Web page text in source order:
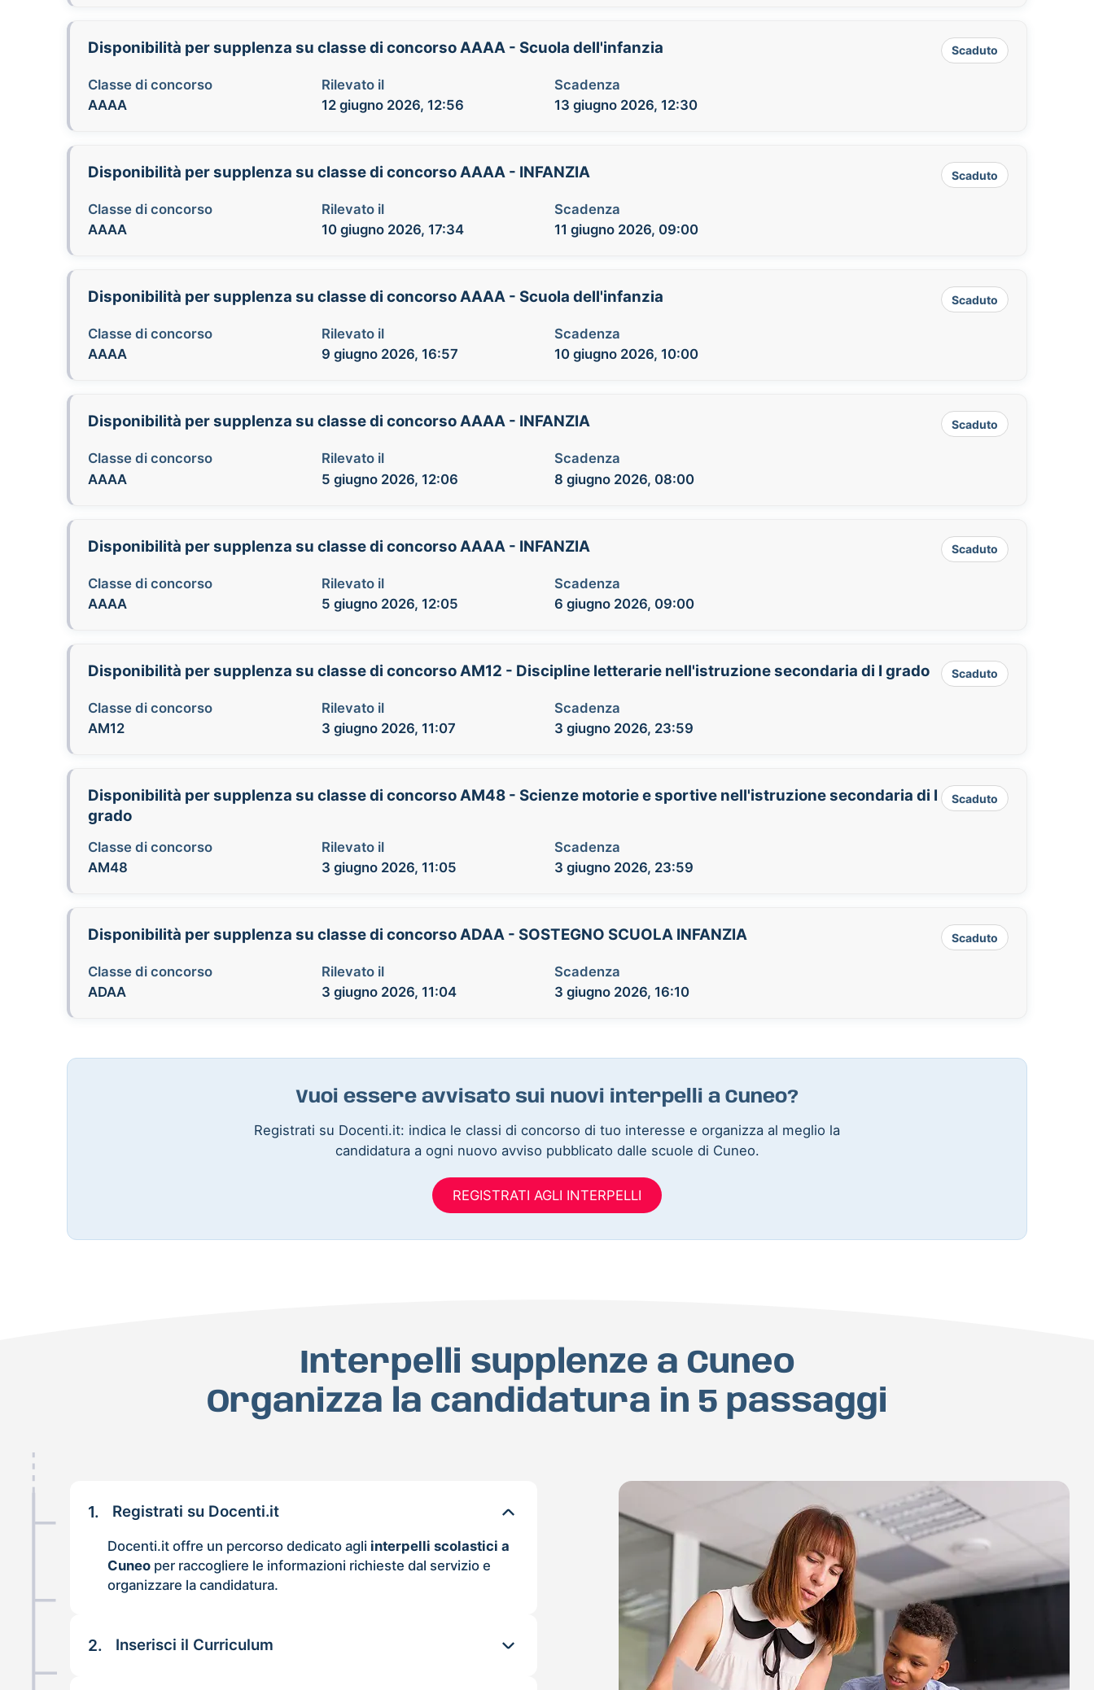
Disponibilità per supplenza su classe di concorso AAAA - Scuola dell'infanzia Scaduto
Classe di concorso
AAAA
Rilevato il
12 giugno 2026, 12:56
Scadenza
13 giugno 2026, 12:30
Disponibilità per supplenza su classe di concorso AAAA - INFANZIA Scaduto
Classe di concorso
AAAA
Rilevato il
10 giugno 2026, 17:34
Scadenza
11 giugno 2026, 09:00
Disponibilità per supplenza su classe di concorso AAAA - Scuola dell'infanzia Scaduto
Classe di concorso
AAAA
Rilevato il
9 giugno 2026, 16:57
Scadenza
10 giugno 2026, 10:00
Disponibilità per supplenza su classe di concorso AAAA - INFANZIA Scaduto
Classe di concorso
AAAA
Rilevato il
5 giugno 2026, 12:06
Scadenza
8 giugno 2026, 08:00
Disponibilità per supplenza su classe di concorso AAAA - INFANZIA Scaduto
Classe di concorso
AAAA
Rilevato il
5 giugno 2026, 12:05
Scadenza
6 giugno 2026, 09:00
Disponibilità per supplenza su classe di concorso AM12 - Discipline letterarie nell'istruzione secondaria di I grado Scaduto
Classe di concorso
AM12
Rilevato il
3 giugno 2026, 11:07
Scadenza
3 giugno 2026, 23:59
Disponibilità per supplenza su classe di concorso AM48 - Scienze motorie e sportive nell'istruzione secondaria di I
grado
Scaduto
Classe di concorso
AM48
Rilevato il
3 giugno 2026, 11:05
Scadenza
3 giugno 2026, 23:59
Disponibilità per supplenza su classe di concorso ADAA - SOSTEGNO SCUOLA INFANZIA Scaduto
Classe di concorso
ADAA
Rilevato il
3 giugno 2026, 11:04
Scadenza
3 giugno 2026, 16:10
Vuoi essere avvisato sui nuovi interpelli a Cuneo?
Registrati su Docenti.it: indica le classi di concorso di tuo interesse e organizza al meglio la
candidatura a ogni nuovo avviso pubblicato dalle scuole di Cuneo.
REGISTRATI AGLI INTERPELLI
Interpelli supplenze a Cuneo
Organizza la candidatura in 5 passaggi
1. Registrati su Docenti.it
Docenti.it offre un percorso dedicato agli interpelli scolastici a
Cuneo per raccogliere le informazioni richieste dal servizio e
organizzare la candidatura.
2. Inserisci il Curriculum